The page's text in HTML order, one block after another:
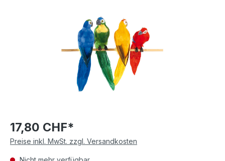
17,80 CHF*
Preise inkl. MwSt. zzgl. Versandkosten